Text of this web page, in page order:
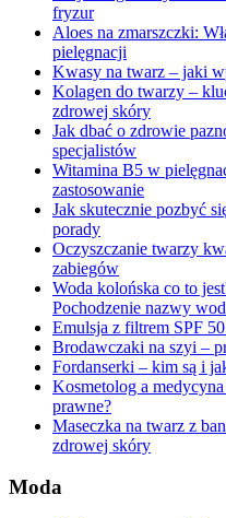
fryzur
Aloes na zmarszczki:
pielęgnacji
Kwasy na twarz – jaki
Kolagen do twarzy –
zdrowej skóry
Jak dbać o zdrowie
specjalistów
Witamina B5 w
zastosowanie
Jak skutecznie pozbyć
porady
Oczyszczanie twarzy
zabiegów
Woda kolońska co to
Pochodzenie nazwy
Emulsja z filtrem SPF
Brodawczaki na szyi –
Fordanserki – kim są i
Kosmetolog a
prawne?
Maseczka na twarz z
zdrowej skóry
Moda